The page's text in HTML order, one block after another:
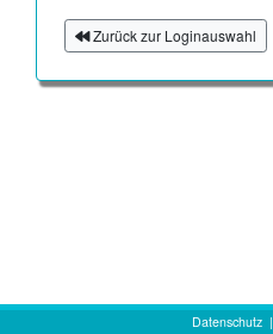
Zurück zur Loginauswahl
Datenschutz|